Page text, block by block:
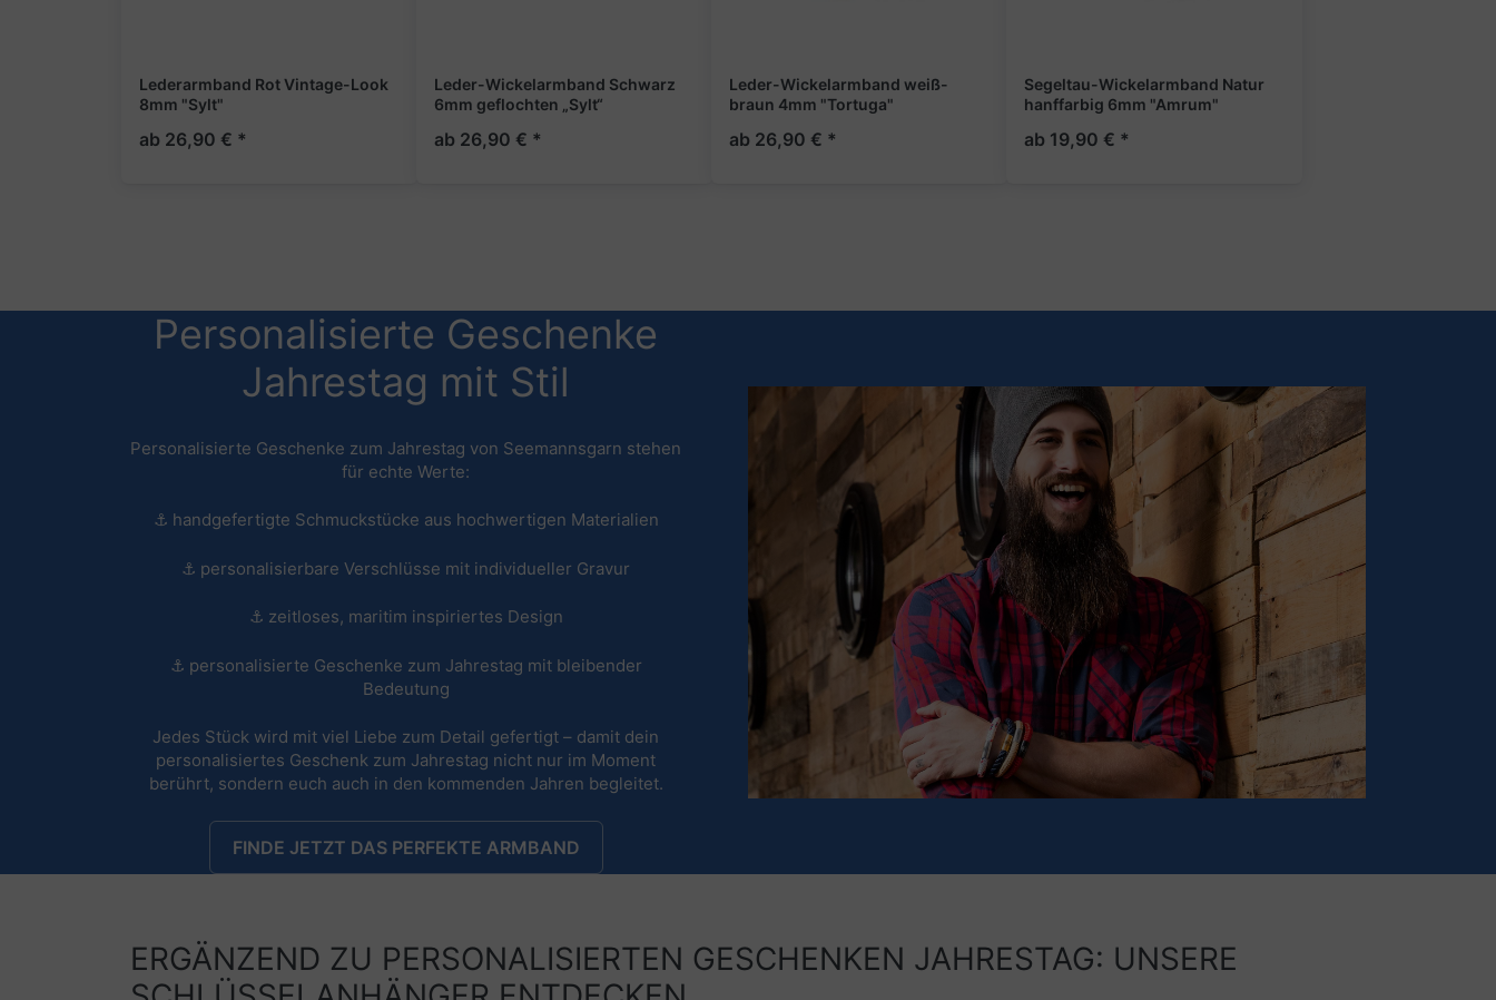
Lederarmband Rot Vintage-Look
8mm "Sylt"
ab 26,90 € *
Leder-Wickelarmband Schwarz
6mm geflochten „Sylt“
ab 26,90 € *
Leder-Wickelarmband weiß-
braun 4mm "Tortuga"
ab 26,90 € *
Segeltau-Wickelarmband Natur
hanffarbig 6mm "Amrum"
ab 19,90 € *
Personalisierte Geschenke
Jahrestag mit Stil
Personalisierte Geschenke zum Jahrestag von Seemannsgarn stehen
für echte Werte:
⚓ handgefertigte Schmuckstücke aus hochwertigen Materialien
⚓ personalisierbare Verschlüsse mit individueller Gravur
⚓ zeitloses, maritim inspiriertes Design
⚓ personalisierte Geschenke zum Jahrestag mit bleibender
Bedeutung
Jedes Stück wird mit viel Liebe zum Detail gefertigt – damit dein
personalisiertes Geschenk zum Jahrestag nicht nur im Moment
berührt, sondern euch auch in den kommenden Jahren begleitet.
FINDE JETZT DAS PERFEKTE ARMBAND
ERGÄNZEND ZU PERSONALISIERTEN GESCHENKEN JAHRESTAG: UNSERE